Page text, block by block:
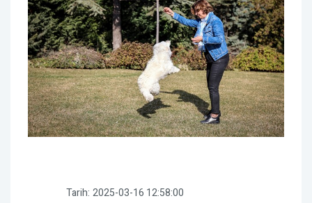
Tarih: 2025-03-16 12:58:00